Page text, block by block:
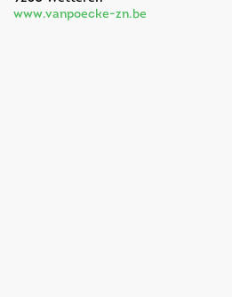
www.vanpoecke-zn.be